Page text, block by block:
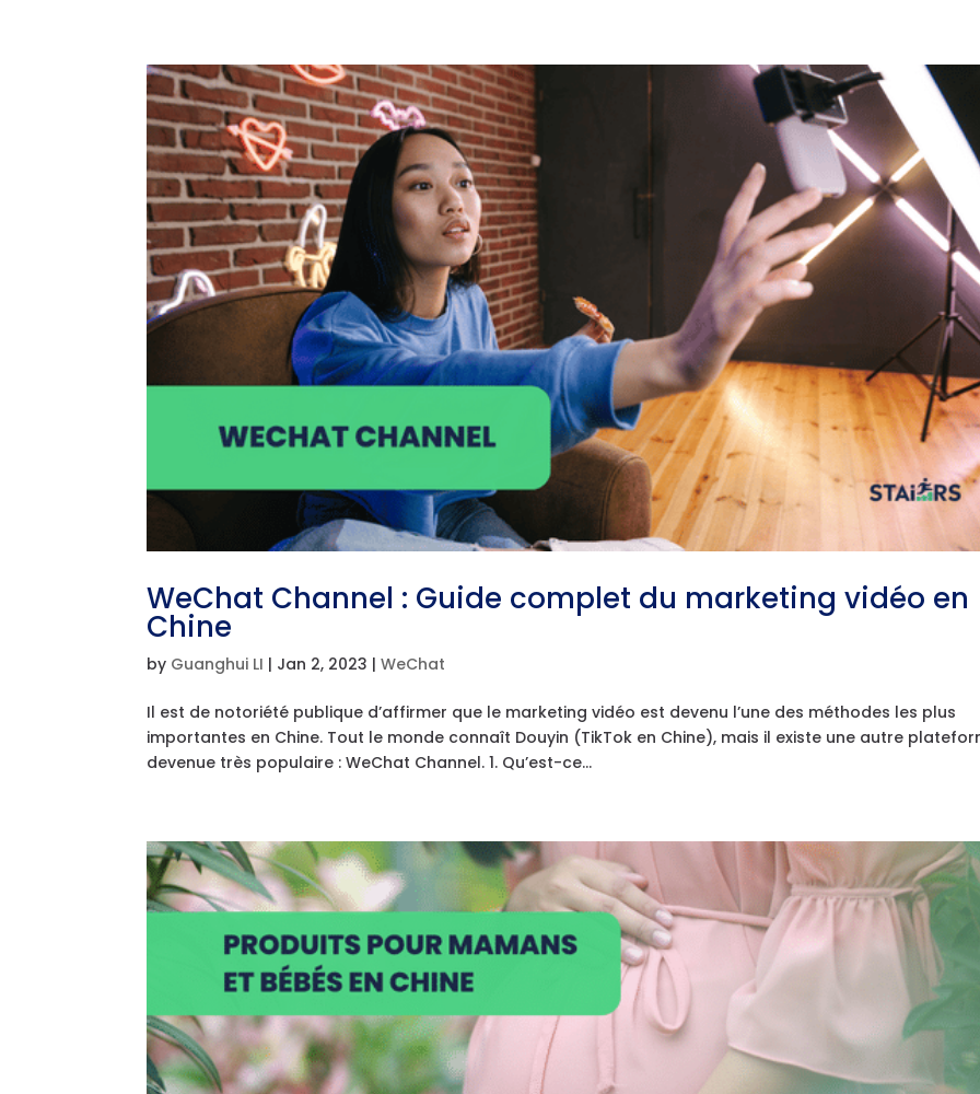
WeChat Channel : Guide complet du marketing vidéo en
Chine
by Guanghui LI | Jan 2, 2023 |WeChat
Il est de notoriété publique d’affirmer que le marketing vidéo est devenu l’une des méthodes les plus
importantes en Chine. Tout le monde connaît Douyin (TikTok en Chine), mais il existe une autre
devenue très populaire : WeChat Channel. 1. Qu’est-ce...